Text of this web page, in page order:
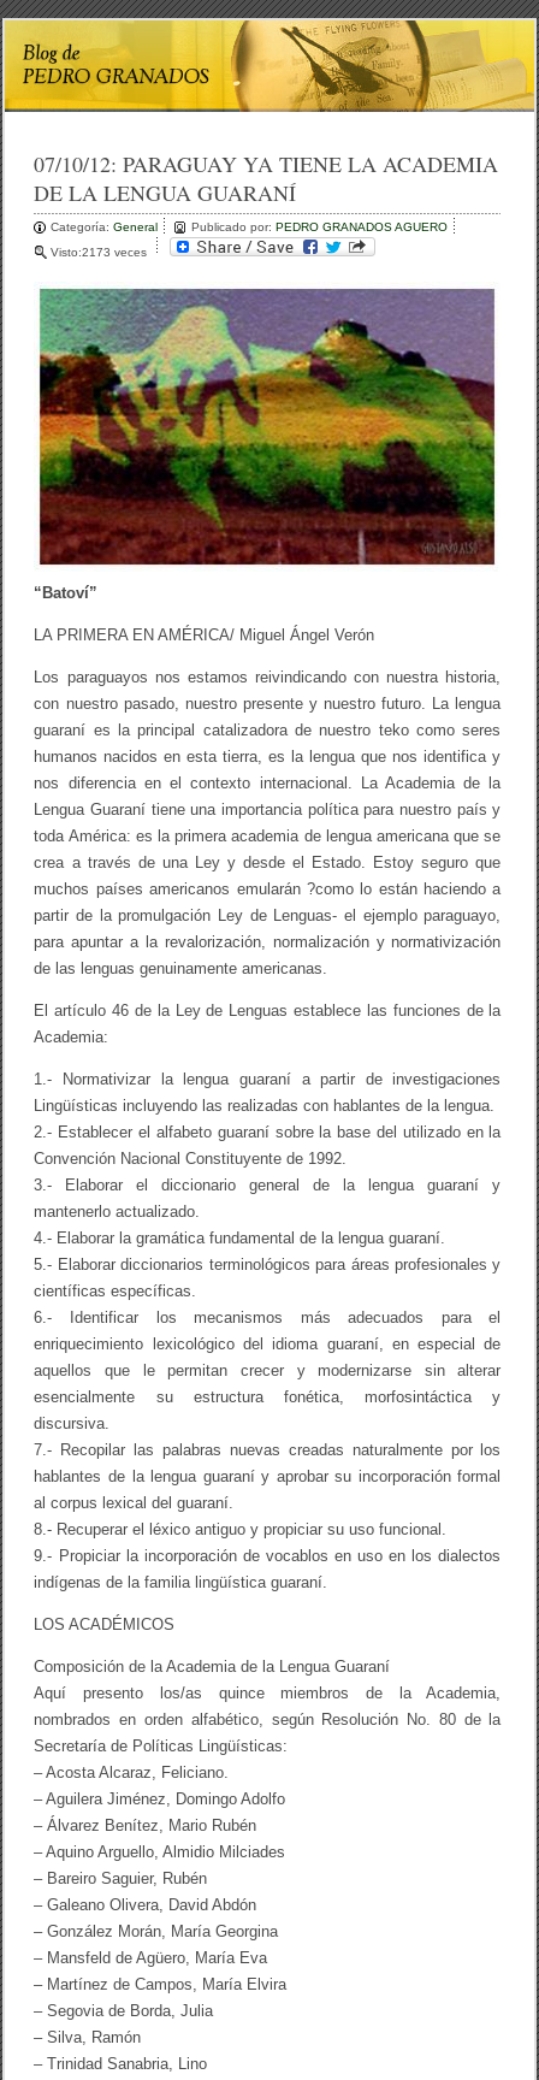
07/10/12:PARAGUAY YA TIENE LA ACADEMIA
DE LA LENGUA GUARANÍ
Categoría:General Publicado por:PEDRO GRANADOS AGUERO
Visto:2173 veces
“Batoví”
LA PRIMERA EN AMÉRICA/ Miguel Ángel Verón
Los paraguayos nos estamos reivindicando con nuestra historia,
con nuestro pasado, nuestro presente y nuestro futuro. La lengua
guaraní es la principal catalizadora de nuestro teko como seres
humanos nacidos en esta tierra, es la lengua que nos identifica y
nos diferencia en el contexto internacional. La Academia de la
Lengua Guaraní tiene una importancia política para nuestro país y
toda América: es la primera academia de lengua americana que se
crea a través de una Ley y desde el Estado. Estoy seguro que
muchos países americanos emularán ?como lo están haciendo a
partir de la promulgación Ley de Lenguas- el ejemplo paraguayo,
para apuntar a la revalorización, normalización y normativización
de las lenguas genuinamente americanas.
El artículo 46 de la Ley de Lenguas establece las funciones de la
Academia:
1.- Normativizar la lengua guaraní a partir de investigaciones
Lingüísticas incluyendo las realizadas con hablantes de la lengua.
2.- Establecer el alfabeto guaraní sobre la base del utilizado en la
Convención Nacional Constituyente de 1992.
3.- Elaborar el diccionario general de la lengua guaraní y
mantenerlo actualizado.
4.- Elaborar la gramática fundamental de la lengua guaraní.
5.- Elaborar diccionarios terminológicos para áreas profesionales y
científicas específicas.
6.- Identificar los mecanismos más adecuados para el
enriquecimiento lexicológico del idioma guaraní, en especial de
aquellos que le permitan crecer y modernizarse sin alterar
esencialmente su estructura fonética, morfosintáctica y
discursiva.
7.- Recopilar las palabras nuevas creadas naturalmente por los
hablantes de la lengua guaraní y aprobar su incorporación formal
al corpus lexical del guaraní.
8.- Recuperar el léxico antiguo y propiciar su uso funcional.
9.- Propiciar la incorporación de vocablos en uso en los dialectos
indígenas de la familia lingüística guaraní.
LOS ACADÉMICOS
Composición de la Academia de la Lengua Guaraní
Aquí presento los/as quince miembros de la Academia,
nombrados en orden alfabético, según Resolución No. 80 de la
Secretaría de Políticas Lingüísticas:
– Acosta Alcaraz, Feliciano.
– Aguilera Jiménez, Domingo Adolfo
– Álvarez Benítez, Mario Rubén
– Aquino Arguello, Almidio Milciades
– Bareiro Saguier, Rubén
– Galeano Olivera, David Abdón
– González Morán, María Georgina
– Mansfeld de Agüero, María Eva
– Martínez de Campos, María Elvira
– Segovia de Borda, Julia
– Silva, Ramón
– Trinidad Sanabria, Lino